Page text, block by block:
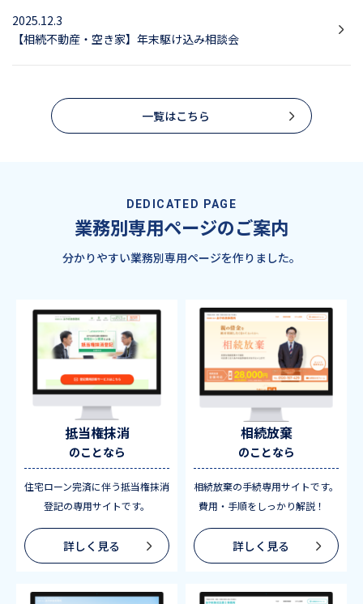
2025.12.3
【相続不動産・空き家】年末駆け込み相談会
一覧はこちら
DEDICATED PAGE
業務別専用ページのご案内
分かりやすい業務別専用ページを作りました。
抵当権抹消
のことなら
住宅ローン完済に伴う抵当権抹消
登記の専用サイトです。
詳しく見る
相続放棄
のことなら
相続放棄の手続専用サイトです。
費用・手順をしっかり解説！
詳しく見る